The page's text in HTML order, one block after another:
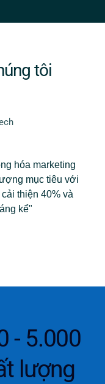
tôi
hóa marketing
mục tiêu với
thiện 40% và
kể"
- 5.000
lượng